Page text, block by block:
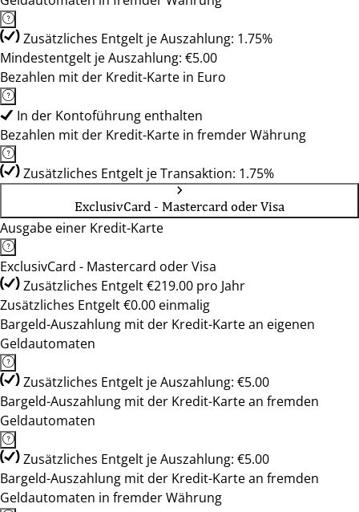
Zusätzliches Entgelt je Auszahlung: 1.75%
Mindestentgelt je Auszahlung: €5.00
Bezahlen mit der Kredit-Karte in Euro
In der Kontoführung enthalten
Bezahlen mit der Kredit-Karte in fremder Währung
Zusätzliches Entgelt je Transaktion: 1.75%
ExclusivCard - Mastercard oder Visa
Ausgabe einer Kredit-Karte
ExclusivCard - Mastercard oder Visa
Zusätzliches Entgelt €219.00 pro Jahr
Zusätzliches Entgelt €0.00 einmalig
Bargeld-Auszahlung mit der Kredit-Karte an eigenen
Geldautomaten
Zusätzliches Entgelt je Auszahlung: €5.00
Bargeld-Auszahlung mit der Kredit-Karte an fremden
Geldautomaten
Zusätzliches Entgelt je Auszahlung: €5.00
Bargeld-Auszahlung mit der Kredit-Karte an fremden
Geldautomaten in fremder Währung